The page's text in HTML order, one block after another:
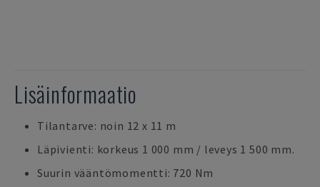
Lisäinformaatio
Tilantarve: noin 12 x 11 m
Läpivienti: korkeus 1 000 mm / leveys 1 500 mm.
Suurin vääntömomentti: 720 Nm